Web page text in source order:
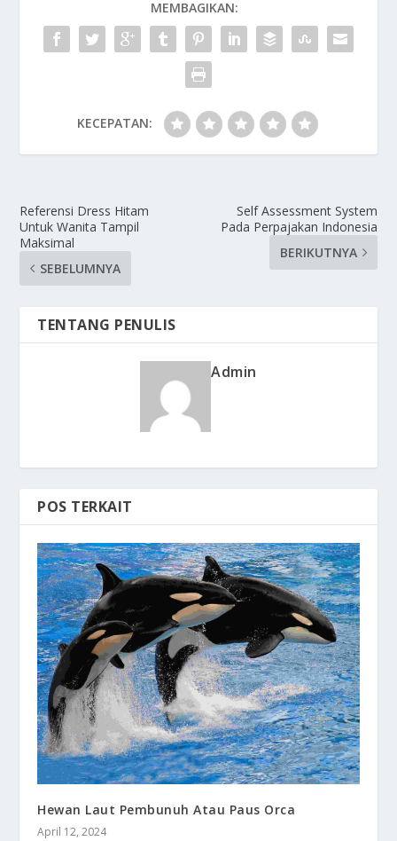
MEMBAGIKAN:
KECEPATAN:
Referensi Dress Hitam
Untuk Wanita Tampil
Maksimal
SEBELUMNYA
Self Assessment System
Pada Perpajakan Indonesia
BERIKUTNYA
TENTANG PENULIS
Admin
POS TERKAIT
Hewan Laut Pembunuh Atau Paus Orca
April 12, 2024